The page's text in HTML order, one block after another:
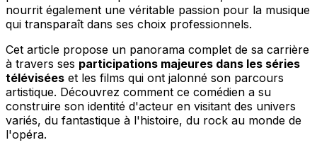
nourrit également une véritable passion pour la musique
qui transparaît dans ses choix professionnels.
Cet article propose un panorama complet de sa carrière
à travers ses participations majeures dans les séries
télévisées et les films qui ont jalonné son parcours
artistique. Découvrez comment ce comédien a su
construire son identité d'acteur en visitant des univers
variés, du fantastique à l'histoire, du rock au monde de
l'opéra.